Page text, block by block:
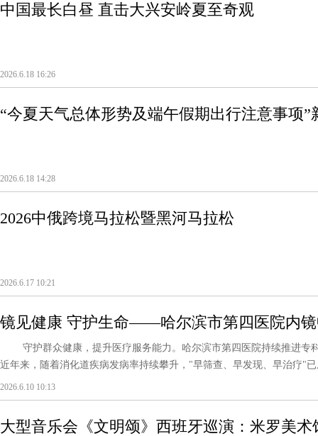
中国最长白昼 直击大兴安岭夏至奇观
2026.6.18 16:26
“今夏天气总体形势及端午假期出行注意事项”
2026.6.18 14:28
2026中俄跨境马拉松暨黑河马拉松
2026.6.17 10:21
镜见健康 守护生命——哈尔滨市第四医院内
守护群众健康，提升医疗服务能力。哈尔滨市第四医院持续推进专
近年来，随着消化道疾病发病率持续攀升，"早筛查、早发现、早治疗"
2026.6.10 10:13
大型音乐会《文明颂》西班牙巡演：米罗美